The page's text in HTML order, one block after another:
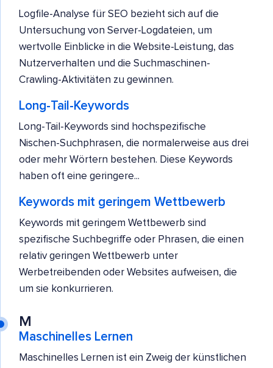
Logfile-Analyse für SEO bezieht sich auf die
Untersuchung von Server-Logdateien, um
wertvolle Einblicke in die Website-Leistung, das
Nutzerverhalten und die Suchmaschinen-
Crawling-Aktivitäten zu gewinnen.
Long-Tail-Keywords
Long-Tail-Keywords sind hochspezifische
Nischen-Suchphrasen, die normalerweise aus drei
oder mehr Wörtern bestehen. Diese Keywords
haben oft eine geringere...
Keywords mit geringem Wettbewerb
Keywords mit geringem Wettbewerb sind
spezifische Suchbegriffe oder Phrasen, die einen
relativ geringen Wettbewerb unter
Werbetreibenden oder Websites aufweisen, die
um sie konkurrieren.
M
Maschinelles Lernen
Maschinelles Lernen ist ein Zweig der künstlichen